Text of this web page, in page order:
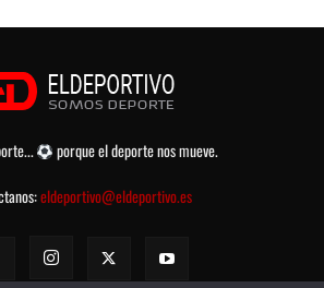
porque el deporte nos mueve.
eldeportivo@eldeportivo.es